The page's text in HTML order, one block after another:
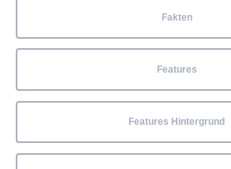
Fakten
Features
Features Hintergrund